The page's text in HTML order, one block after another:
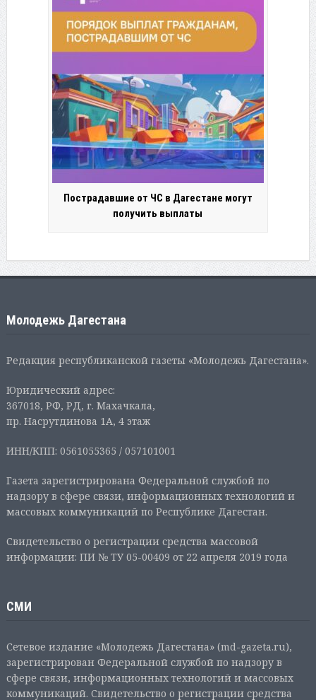
Пострадавшие от ЧС в Дагестане могут
получить выплаты
Молодежь Дагестана
Редакция республиканской газеты «Молодежь Дагестана».
Юридический адрес:
367018, РФ, РД, г. Махачкала,
пр. Насрутдинова 1А, 4 этаж
ИНН/КПП: 0561055365 / 057101001
Газета зарегистрирована Федеральной службой по
надзору в сфере связи, информационных технологий и
массовых коммуникаций по Республике Дагестан.
Свидетельство о регистрации средства массовой
информации: ПИ № ТУ 05-00409 от 22 апреля 2019 года
СМИ
Сетевое издание «Молодежь Дагестана» (md-gazeta.ru),
зарегистрирован Федеральной службой по надзору в
сфере связи, информационных технологий и массовых
коммуникаций. Свидетельство о регистрации средства